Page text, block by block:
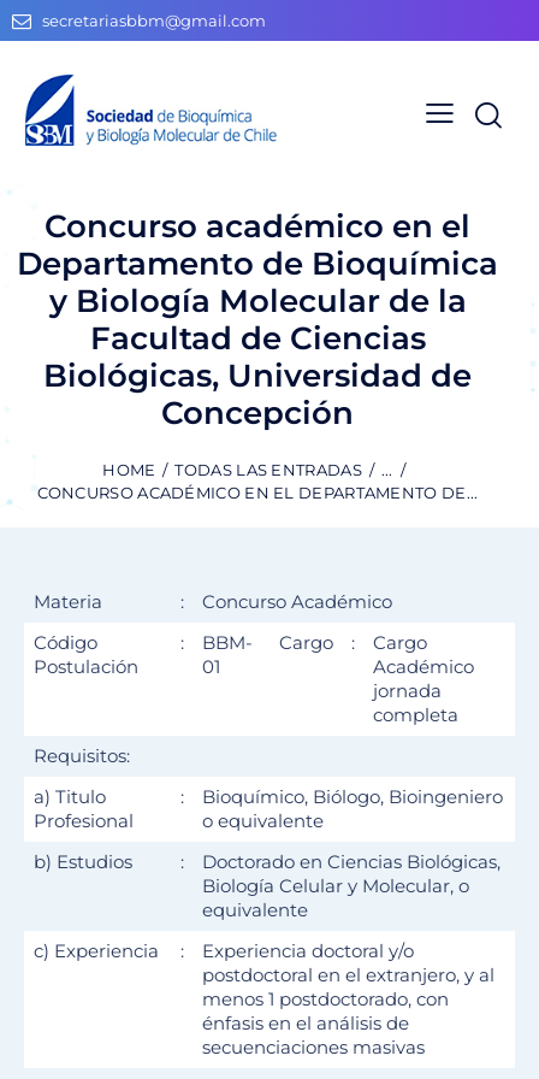
secretariasbbm@gmail.com
Concurso académico en el
Departamento de Bioquímica
y Biología Molecular de la
Facultad de Ciencias
Biológicas, Universidad de
Concepción
HOME TODAS LAS ENTRADAS
...
CONCURSO ACADÉMICO EN EL DEPARTAMENTO DE...
Materia :
Concurso Académico
Código
Postulación
:
BBM-
01
Cargo :
Cargo
Académico
jornada
completa
Requisitos:
a) Titulo
Profesional
:
Bioquímico, Biólogo, Bioingeniero
o equivalente
b) Estudios
:
Doctorado en Ciencias Biológicas,
Biología Celular y Molecular, o
equivalente
c) Experiencia
:
Experiencia doctoral y/o
postdoctoral en el extranjero, y al
menos 1 postdoctorado, con
énfasis en el análisis de
secuenciaciones masivas